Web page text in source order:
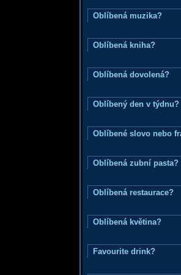
Oblíbená muzika?
Oblíbená kniha?
Oblíbená dovolená?
Oblíbený den v týdnu?
Oblíbené slovo nebo
Oblíbená zubní pasta?
Oblíbená restaurace?
Oblíbená květina?
Favourite drink?